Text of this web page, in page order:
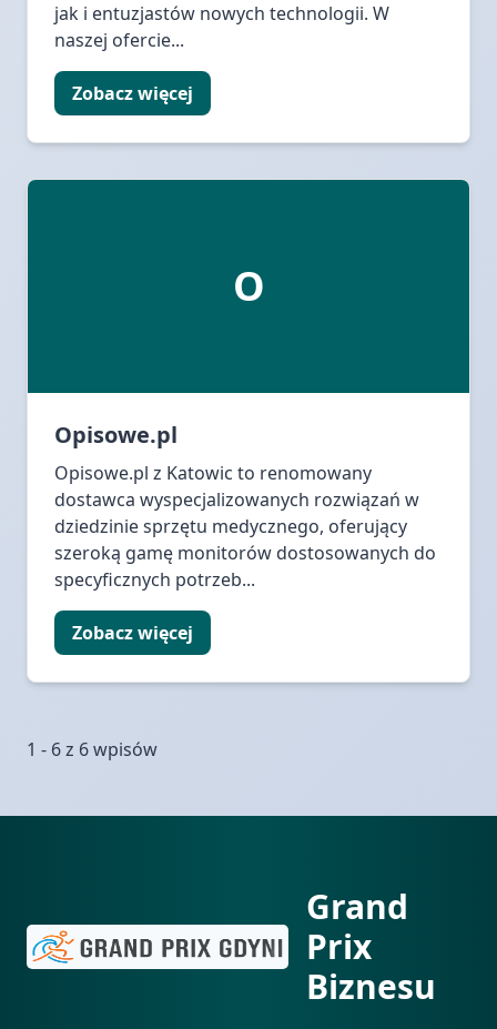
jak i entuzjastów nowych technologii. W
naszej ofercie...
Zobacz więcej
O
Opisowe.pl
Opisowe.pl z Katowic to renomowany
dostawca wyspecjalizowanych rozwiązań w
dziedzinie sprzętu medycznego, oferujący
szeroką gamę monitorów dostosowanych do
specyficznych potrzeb...
Zobacz więcej
1 - 6 z 6 wpisów
Grand
Prix
Biznesu